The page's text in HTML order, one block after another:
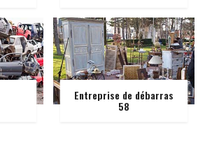
Entreprise de débarras
58